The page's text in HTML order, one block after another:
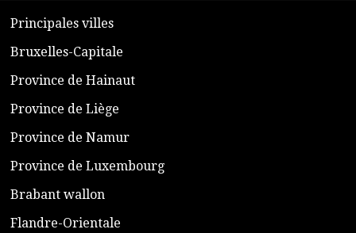
​Principales villes
​Bruxelles-Capitale
​Province de Hainaut
Province de Liège
​Province de Namur
​Province de Luxembourg
​Brabant wallon
​Flandre-Orientale